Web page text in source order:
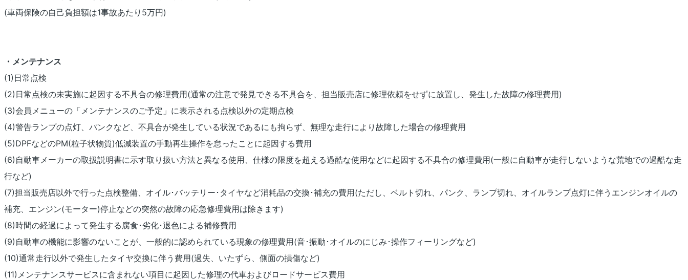
(車両保険の自己負担額は1事故あたり5万円)
・メンテナンス
(1)日常点検
(2)日常点検の未実施に起因する不具合の修理費用(通常の注意で発見できる不具合を、担当販売店に修理依頼をせずに放置し、発生した故障の修理費用)
(3)会員メニューの「メンテナンスのご予定」に表示される点検以外の定期点検
(4)警告ランプの点灯、パンクなど、不具合が発生している状況であるにも拘らず、無理な走行により故障した場合の修理費用
(5)DPFなどのPM(粒子状物質)低減装置の手動再生操作を怠ったことに起因する費用
(6)自動車メーカーの取扱説明書に示す取り扱い方法と異なる使用、仕様の限度を超える過酷な使用などに起因する不具合の修理費用(一般に自動車が走行しないような荒地での過酷な走
行など)
(7)担当販売店以外で行った点検整備、オイル･バッテリー･タイヤなど消耗品の交換･補充の費用(ただし、ベルト切れ、パンク、ランプ切れ、オイルランプ点灯に伴うエンジンオイルの
補充、エンジン(モーター)停止などの突然の故障の応急修理費用は除きます)
(8)時間の経過によって発生する腐食･劣化･退色による補修費用
(9)自動車の機能に影響のないことが、一般的に認められている現象の修理費用(音･振動･オイルのにじみ･操作フィーリングなど)
(10)通常走行以外で発生したタイヤ交換に伴う費用(過失、いたずら、側面の損傷など)
(11)メンテナンスサービスに含まれない項目に起因した修理の代車およびロードサービス費用